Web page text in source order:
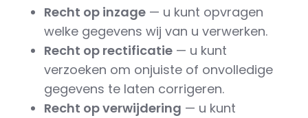
Recht op inzage — u kunt opvragen
welke gegevens wij van u verwerken.
Recht op rectificatie — u kunt
verzoeken om onjuiste of onvolledige
gegevens te laten corrigeren.
Recht op verwijdering — u kunt